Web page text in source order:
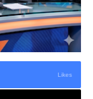
Likes